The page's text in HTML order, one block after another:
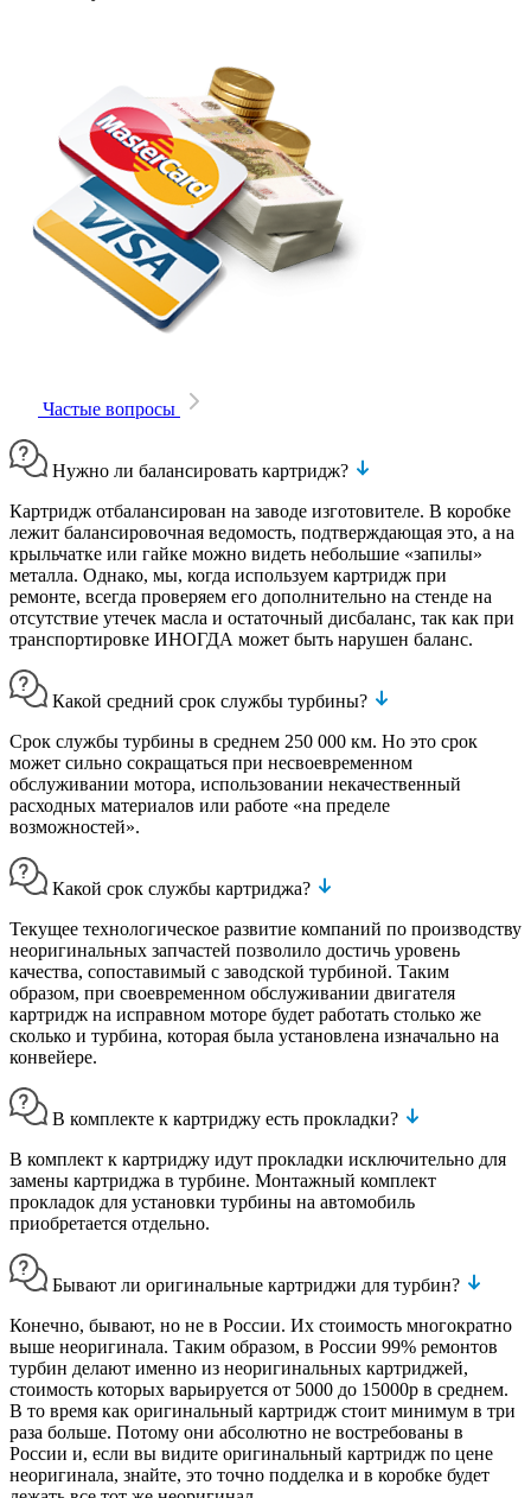
Частые вопросы
Нужно ли балансировать картридж?
Картридж отбалансирован на заводе изготовителе. В коробке
лежит балансировочная ведомость, подтверждающая это, а на
крыльчатке или гайке можно видеть небольшие «запилы»
металла. Однако, мы, когда используем картридж при
ремонте, всегда проверяем его дополнительно на стенде на
отсутствие утечек масла и остаточный дисбаланс, так как при
транспортировке ИНОГДА может быть нарушен баланс.
Какой средний срок службы турбины?
Срок службы турбины в среднем 250 000 км. Но это срок
может сильно сокращаться при несвоевременном
обслуживании мотора, использовании некачественный
расходных материалов или работе «на пределе
возможностей».
Какой срок службы картриджа?
Текущее технологическое развитие компаний по производству
неоригинальных запчастей позволило достичь уровень
качества, сопоставимый с заводской турбиной. Таким
образом, при своевременном обслуживании двигателя
картридж на исправном моторе будет работать столько же
сколько и турбина, которая была установлена изначально на
конвейере.
В комплекте к картриджу есть прокладки?
В комплект к картриджу идут прокладки исключительно для
замены картриджа в турбине. Монтажный комплект
прокладок для установки турбины на автомобиль
приобретается отдельно.
Бывают ли оригинальные картриджи для турбин?
Конечно, бывают, но не в России. Их стоимость многократно
выше неоригинала. Таким образом, в России 99% ремонтов
турбин делают именно из неоригинальных картриджей,
стоимость которых варьируется от 5000 до 15000р в среднем.
В то время как оригинальный картридж стоит минимум в три
раза больше. Потому они абсолютно не востребованы в
России и, если вы видите оригинальный картридж по цене
неоригинала, знайте, это точно подделка и в коробке будет